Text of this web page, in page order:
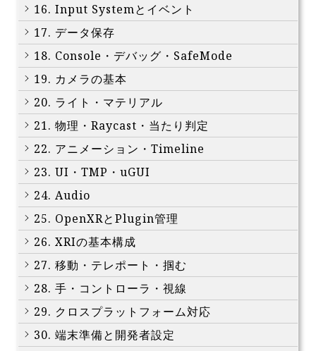
16. Input Systemとイベント
17. データ保存
18. Console・デバッグ・SafeMode
19. カメラの基本
20. ライト・マテリアル
21. 物理・Raycast・当たり判定
22. アニメーション・Timeline
23. UI・TMP・uGUI
24. Audio
25. OpenXRとPlugin管理
26. XRIの基本構成
27. 移動・テレポート・掴む
28. 手・コントローラ・視線
29. クロスプラットフォーム対応
30. 端末準備と開発者設定